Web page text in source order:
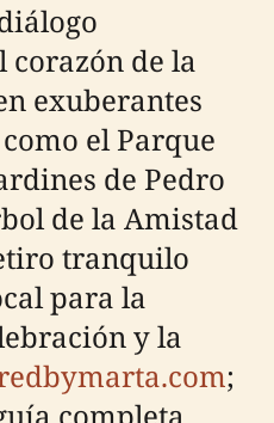
de la
exuberantes
el Parque
de Pedro
de la Amistad
tranquilo
para la
y la
;